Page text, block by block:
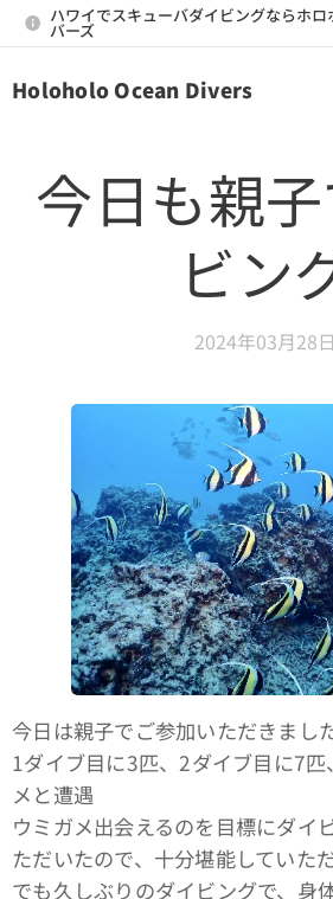
ハワイでスキューバダイビングならホ
バーズ
Holoholo Ocean Divers
今日も親
ビン
2024年03月28日
今日は親子でご参加いただきました
1ダイブ目に3匹、2ダイブ目に7
メと遭遇🐢
ウミガメ出会えるのを目標にダイ
ただいたので、十分堪能していた
でも久しぶりのダイビングで、身